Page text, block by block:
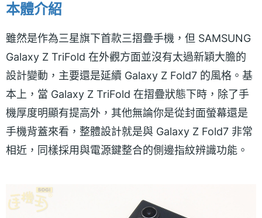
本體介紹
雖然是作為三星旗下首款三摺疊手機，但 SAMSUNG
Galaxy Z TriFold 在外觀方面並沒有太過新穎大膽的
設計變動，主要還是延續 Galaxy Z Fold7 的風格。基
本上，當 Galaxy Z TriFold 在摺疊狀態下時，除了手
機厚度明顯有提高外，其他無論你是從封面螢幕還是
手機背蓋來看，整體設計就是與 Galaxy Z Fold7 非常
相近，同樣採用與電源鍵整合的側邊指紋辨識功能。